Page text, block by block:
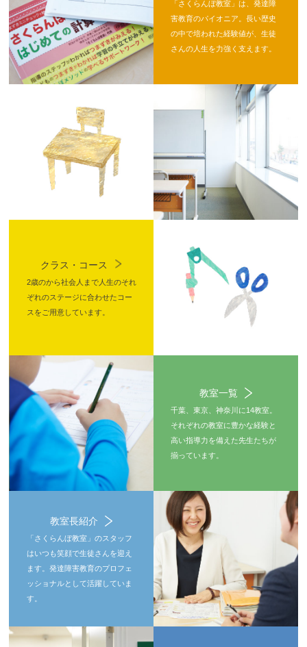
「さくらんぼ教室」は、発達障
害教育のパイオニア。長い歴史
の中で培われた経験値が、生徒
さんの人生を力強く支えます。
クラス・コース
2歳のから社会人まで人生のそれ
ぞれのステージに合わせたコー
スをご用意しています。
教室一覧
千葉、東京、神奈川に14教室。
それぞれの教室に豊かな経験と
高い指導力を備えた先生たちが
揃っています。
教室長紹介
「さくらんぼ教室」のスタッフ
はいつも笑顔で生徒さんを迎え
ます。発達障害教育のプロフェ
ッショナルとして活躍していま
す。